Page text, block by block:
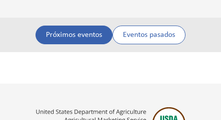
Próximos eventos Eventos pasados